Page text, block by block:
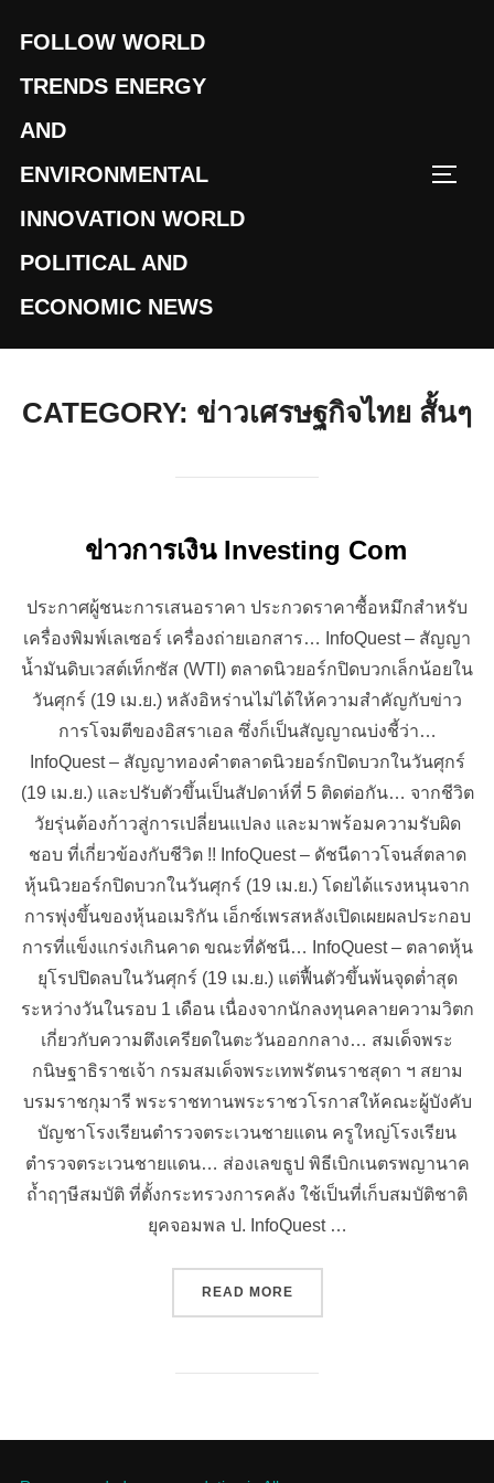
content
FOLLOW WORLD
TRENDS ENERGY
AND
ENVIRONMENTAL
INNOVATION WORLD
POLITICAL AND
ECONOMIC NEWS
CATEGORY: ข่าวเศรษฐกิจไทย สั้นๆ
ข่าวการเงิน Investing Com
ประกาศผู้ชนะการเสนอราคา ประกวดราคาซื้อหมึกสำหรับ
เครื่องพิมพ์เลเซอร์ เครื่องถ่ายเอกสาร… InfoQuest – สัญญา
น้ำมันดิบเวสต์เท็กซัส (WTI) ตลาดนิวยอร์กปิดบวกเล็กน้อยใน
วันศุกร์ (19 เม.ย.) หลังอิหร่านไม่ได้ให้ความสำคัญกับข่าว
การโจมตีของอิสราเอล ซึ่งก็เป็นสัญญาณบ่งชี้ว่า…
InfoQuest – สัญญาทองคำตลาดนิวยอร์กปิดบวกในวันศุกร์
(19 เม.ย.) และปรับตัวขึ้นเป็นสัปดาห์ที่ 5 ติดต่อกัน… จากชีวิต
วัยรุ่นต้องก้าวสู่การเปลี่ยนแปลง และมาพร้อมความรับผิด
ชอบ ที่เกี่ยวข้องกับชีวิต !! InfoQuest – ดัชนีดาวโจนส์ตลาด
หุ้นนิวยอร์กปิดบวกในวันศุกร์ (19 เม.ย.) โดยได้แรงหนุนจาก
การพุ่งขึ้นของหุ้นอเมริกัน เอ็กซ์เพรสหลังเปิดเผยผลประกอบ
การที่แข็งแกร่งเกินคาด ขณะที่ดัชนี… InfoQuest – ตลาดหุ้น
ยุโรปปิดลบในวันศุกร์ (19 เม.ย.) แต่ฟื้นตัวขึ้นพ้นจุดต่ำสุด
ระหว่างวันในรอบ 1 เดือน เนื่องจากนักลงทุนคลายความวิตก
เกี่ยวกับความตึงเครียดในตะวันออกกลาง… สมเด็จพระ
กนิษฐาธิราชเจ้า กรมสมเด็จพระเทพรัตนราชสุดา ฯ สยาม
บรมราชกุมารี พระราชทานพระราชวโรกาสให้คณะผู้บังคับ
บัญชาโรงเรียนตำรวจตระเวนชายแดน ครูใหญ่โรงเรียน
ตำรวจตระเวนชายแดน… ส่องเลขธูป พิธีเบิกเนตรพญานาค
ถ้ำฤๅษีสมบัติ ที่ตั้งกระทรวงการคลัง ใช้เป็นที่เก็บสมบัติชาติ
ยุคจอมพล ป. InfoQuest …
READ MORE“ข่าวการเงิน INVESTING